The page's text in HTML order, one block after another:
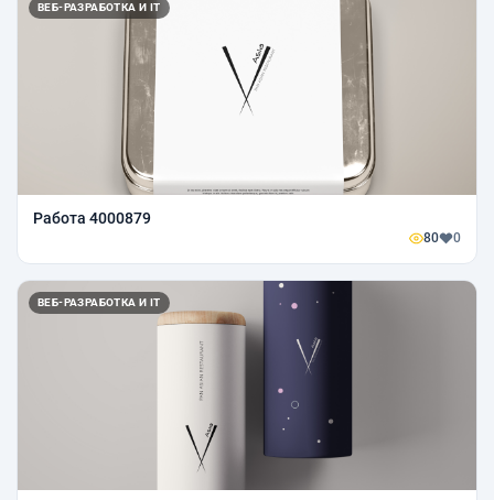
ВЕБ-РАЗРАБОТКА И IT
Работа 4000879
80 0
ВЕБ-РАЗРАБОТКА И IT